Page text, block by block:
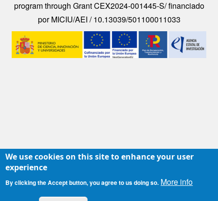
program through Grant CEX2024-001445-S/ financiado
por MICIU/AEI / 10.13039/501100011033
Image
Contacto|Accesibilidad|Aviso legal|Política de Cookies
We use cookies on this site to enhance your user
experience
By clicking the Accept button, you agree to us doing so. More info